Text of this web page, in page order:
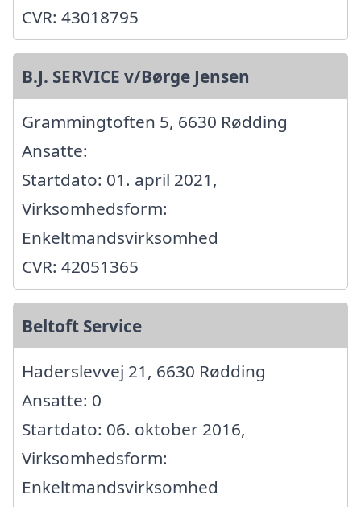
CVR: 43018795
B.J. SERVICE v/Børge Jensen
Grammingtoften 5, 6630 Rødding
Ansatte:
Startdato: 01. april 2021,
Virksomhedsform:
Enkeltmandsvirksomhed
CVR: 42051365
Beltoft Service
Haderslevvej 21, 6630 Rødding
Ansatte: 0
Startdato: 06. oktober 2016,
Virksomhedsform:
Enkeltmandsvirksomhed